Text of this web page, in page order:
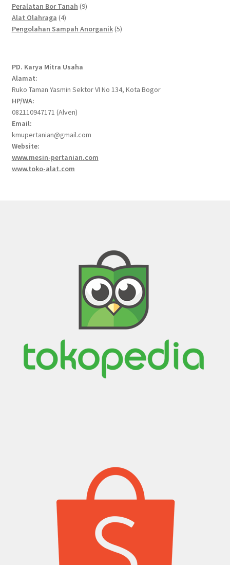
Peralatan Bor Tanah 99
Alat Olahraga 44
products
Pengolahan Sampah Anorganik 55
PD. Karya Mitra Usaha
Alamat:
Ruko Taman Yasmin Sektor VI No 134, Kota Bogor
HP/WA:
082110947171 (Alven)
Email:
kmupertanian@gmail.com
Website:
www.mesin-pertanian.com
www.toko-alat.com